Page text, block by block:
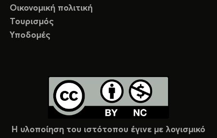
Οικονομική πολιτική
Τουρισμός
Υποδομές
Η υλοποίηση του ιστότοπου έγινε με λογισμικό